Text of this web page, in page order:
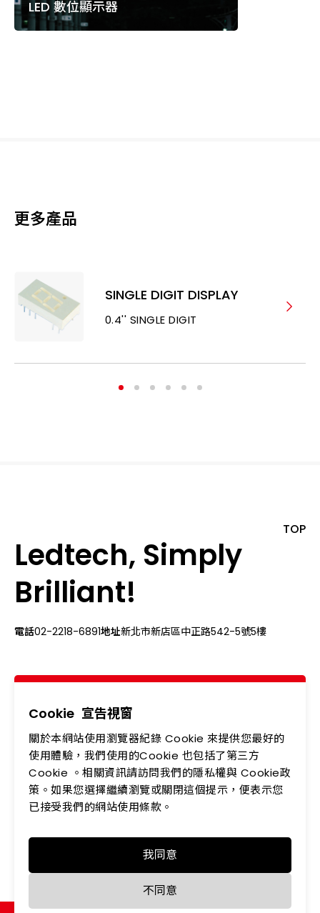
LED 數位顯示器
更多產品
SINGLE DIGIT DISPLAY
0.4'' SINGLE DIGIT
Ledtech, Simply
Brilliant!
電話02-2218-6891地址新北市新店區中正路542-5號5樓
TOP
關於我們
最新消息
產品專區
投資人專區
企業永續
會員中心
聯絡我們
人力資源
隱私權政策
Copyright © LEDTECH. All rights reserved. Designed by
Cookie 宣告視窗
關於本網站使用瀏覽器紀錄 Cookie 來提供您最好的
使用體驗，我們使用的Cookie 也包括了第三方
Cookie 。相關資訊請訪問我們的隱私權與 Cookie政
策。如果您選擇繼續瀏覽或關閉這個提示，便表示您
已接受我們的網站使用條款。
我同意
不同意